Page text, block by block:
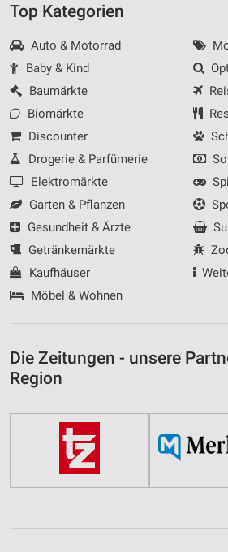
Top Kategorien
Auto & Motorrad
Baby & Kind
Baumärkte
Biomärkte
Discounter
Drogerie & Parfümerie
Elektromärkte
Garten & Pflanzen
Gesundheit & Ärzte
Getränkemärkte
Kaufhäuser
Möbel & Wohnen
Die Zeitungen - unsere
Region